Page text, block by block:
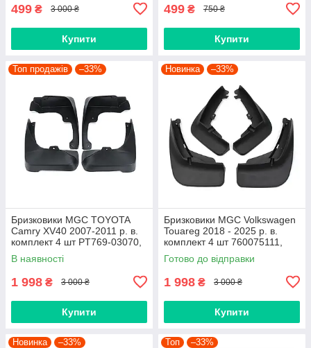
499 ₴ 3 000 ₴
Купити
499 ₴ 750 ₴
Купити
Топ продажів –33%
Бризковики MGC TOYOTA
Camry XV40 2007-2011 р. в.
комплект 4 шт PT769-03070,
7609533040H0,
7609533040C0
В наявності
1 998 ₴ 3 000 ₴
Купити
Новинка –33%
Бризковики MGC Volkswagen
Touareg 2018 - 2025 р. в.
комплект 4 шт 760075111,
760075101
Готово до відправки
1 998 ₴ 3 000 ₴
Купити
Новинка –33% Топ –33%